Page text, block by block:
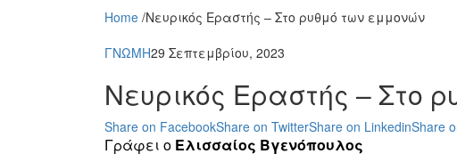
Home /Νευρικός Εραστής – Στο ρυθμό των εμμονών
ΓΝΩΜΗ29 Σεπτεμβρίου, 2023
Νευρικός Εραστής – Στο
Share on FacebookShare on TwitterShare on LinkedinShare
Γράφει ο Ελισσαίος Βγενόπουλος